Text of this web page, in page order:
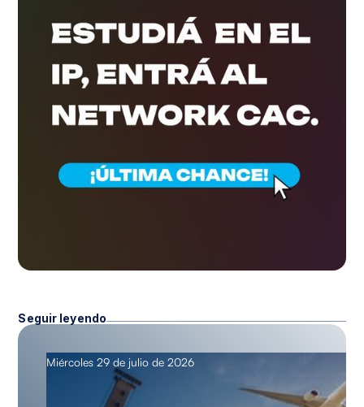
Seguir leyendo
Miércoles 29 de julio de 2026